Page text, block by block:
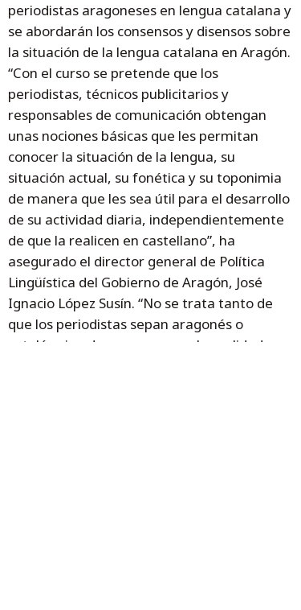
periodistas aragoneses en lengua catalana y
se abordarán los consensos y disensos sobre
la situación de la lengua catalana en Aragón.
“Con el curso se pretende que los
periodistas, técnicos publicitarios y
responsables de comunicación obtengan
unas nociones básicas que les permitan
conocer la situación de la lengua, su
situación actual, su fonética y su toponimia
de manera que les sea útil para el desarrollo
de su actividad diaria, independientemente
de que la realicen en castellano”, ha
asegurado el director general de Política
Lingüística del Gobierno de Aragón, José
Ignacio López Susín. “No se trata tanto de
que los periodistas sepan aragonés o
catalán sino de que conozcan la realidad